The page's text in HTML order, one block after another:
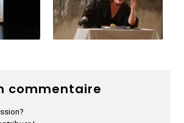
commentaire